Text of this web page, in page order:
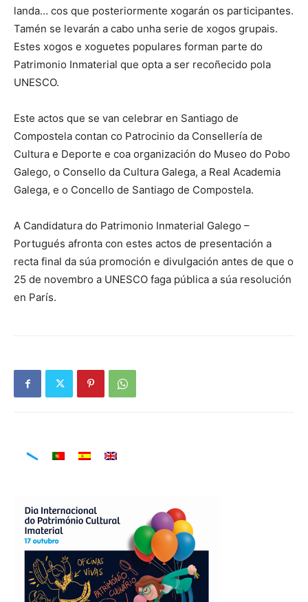
landa… cos que posteriormente xogarán os participantes.
Tamén se levarán a cabo unha serie de xogos grupais.
Estes xogos e xoguetes populares forman parte do
Patrimonio Inmaterial que opta a ser recoñecido pola
UNESCO.
Este actos que se van celebrar en Santiago de
Compostela contan co Patrocinio da Consellería de
Cultura e Deporte e coa organización do Museo do Pobo
Galego, o Consello da Cultura Galega, a Real Academia
Galega, e o Concello de Santiago de Compostela.
A Candidatura do Patrimonio Inmaterial Galego –
Portugués afronta con estes actos de presentación a
recta final da súa promoción e divulgación antes de que o
25 de novembro a UNESCO faga pública a súa resolución
en París.